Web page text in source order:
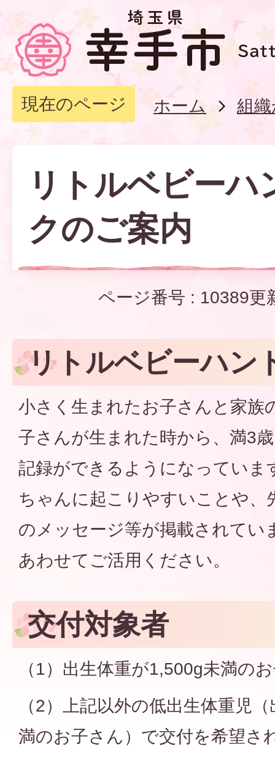
現在のページ ホーム 組
リトルベビーハ
クのご案内
ページ番号 : 10389更
リトルベビーハン
小さく生まれたお子さんと家族
子さんが生まれた時から、満3
記録ができるようになっていま
ちゃんに起こりやすいことや、
のメッセージ等が掲載されてい
あわせてご活用ください。
交付対象者
（1）出生体重が1,500g未満の
（2）上記以外の低出生体重児
満のお子さん）で交付を希望さ